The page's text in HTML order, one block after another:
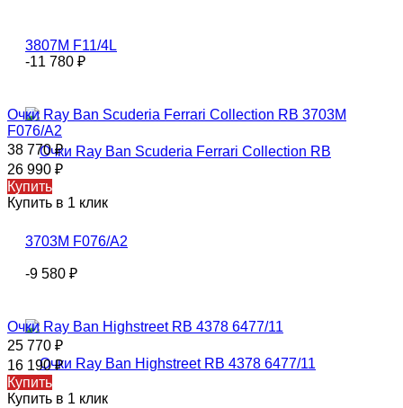
-11 780 ₽
Очки Ray Ban Scuderia Ferrari Collection RB 3703M
F076/A2
38 770₽
26 990 ₽
Купить
Купить в 1 клик
-9 580 ₽
Очки Ray Ban Highstreet RB 4378 6477/11
25 770 ₽
16 190₽
Купить
Купить в 1 клик